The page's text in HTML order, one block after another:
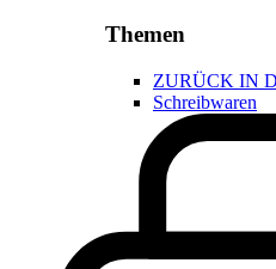
Themen
ZURÜCK IN
Schreibwaren